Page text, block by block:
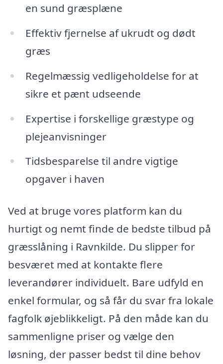
en sund græsplæne
Effektiv fjernelse af ukrudt og dødt
græs
Regelmæssig vedligeholdelse for at
sikre et pænt udseende
Expertise i forskellige græstype og
plejeanvisninger
Tidsbesparelse til andre vigtige
opgaver i haven
Ved at bruge vores platform kan du
hurtigt og nemt finde de bedste tilbud på
græsslåning i Ravnkilde. Du slipper for
besværet med at kontakte flere
leverandører individuelt. Bare udfyld en
enkel formular, og så får du svar fra lokale
fagfolk øjeblikkeligt. På den måde kan du
sammenligne priser og vælge den
løsning, der passer bedst til dine behov